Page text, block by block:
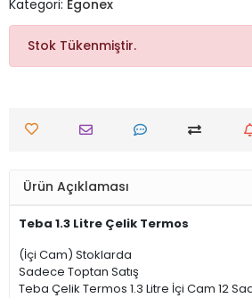
Kategori: Egonex
Stok Tükenmiştir.
Ürün Açıklaması
Teba 1.3 Litre Çelik Termos
(İçi Cam) Stoklarda
Sadece Toptan Satış
Teba Çelik Termos 1.3 Litre İçi Cam 12